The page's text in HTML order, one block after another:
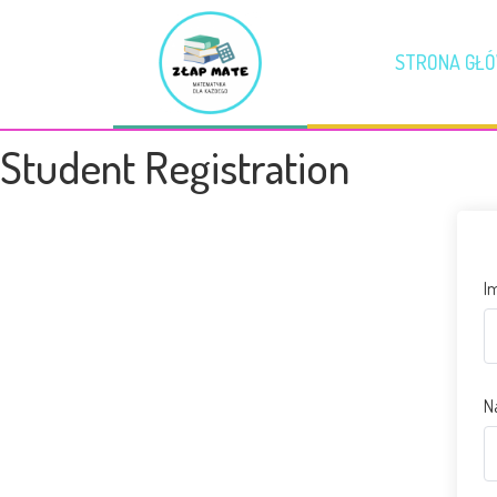
STRONA
Student Registration